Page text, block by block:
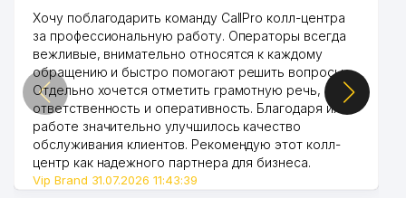
Хочу поблагодарить команду CallPro колл-центра
за профессиональную работу. Операторы всегда
вежливые, внимательно относятся к каждому
обращению и быстро помогают решить вопросы.
Отдельно хочется отметить грамотную речь,
ответственность и оперативность. Благодаря их
работе значительно улучшилось качество
обслуживания клиентов. Рекомендую этот колл-
центр как надежного партнера для бизнеса.
Vip Brand 31.07.2026 11:43:39